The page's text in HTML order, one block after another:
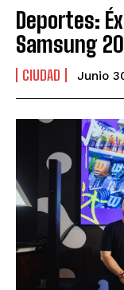
Deportes:
Samsung
CIUDAD Junio